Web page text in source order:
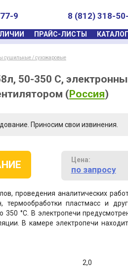
8 (812) 318-
9
ПРАЙС-ЛИСТЫ
сушильные / сухожаровые
50-350 С,
(Россия)
Приносим свои извинения.
Цена:
по запросу
проведения аналитических
пластмасс и
350 °С. В электропечи
В камере электропечи
2,0